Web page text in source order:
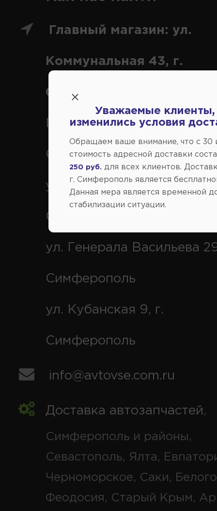
Главный магазин: ул.
Коммунальная 43, г.
Симферополь
Переулок Строителей 2А,
Симферополь
ул. Федоренко 1В, г.
Симферополь
ул. Генерала Васильева
Симферополь
ул. Кубанская 9, г.
Симферополь
info@avtovse.com.ru
Доставка автозапчастей,
Симферополь и районы,
Севастополь, Ялта,
Черноморское, Саки,
Феодосия, Старый Крым,
Уважаемые клиенты,
изменились условия
Обращаем ваше внимание, что c 30
стоимость адресной доставки
250 руб.
для всех клиентов.
г. Симферополь является
Данная мера является временной
стабилизации ситуации.